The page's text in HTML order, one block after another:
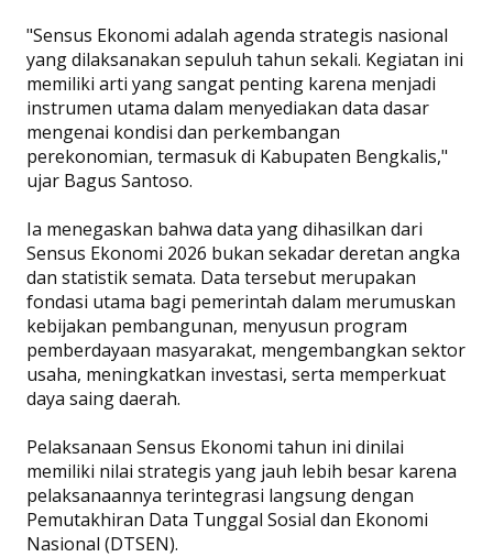
"Sensus Ekonomi adalah agenda strategis nasional
yang dilaksanakan sepuluh tahun sekali. Kegiatan ini
memiliki arti yang sangat penting karena menjadi
instrumen utama dalam menyediakan data dasar
mengenai kondisi dan perkembangan
perekonomian, termasuk di Kabupaten Bengkalis,"
ujar Bagus Santoso.
Ia menegaskan bahwa data yang dihasilkan dari
Sensus Ekonomi 2026 bukan sekadar deretan angka
dan statistik semata. Data tersebut merupakan
fondasi utama bagi pemerintah dalam merumuskan
kebijakan pembangunan, menyusun program
pemberdayaan masyarakat, mengembangkan sektor
usaha, meningkatkan investasi, serta memperkuat
daya saing daerah.
Pelaksanaan Sensus Ekonomi tahun ini dinilai
memiliki nilai strategis yang jauh lebih besar karena
pelaksanaannya terintegrasi langsung dengan
Pemutakhiran Data Tunggal Sosial dan Ekonomi
Nasional (DTSEN).